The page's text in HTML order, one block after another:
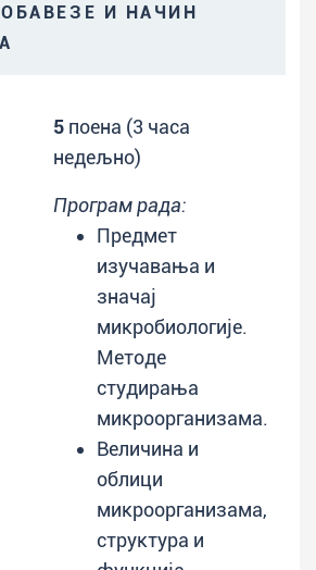
И НАЧИН
5 поена (3 часа
недељно)
Програм рада:
Предмет
изучавања и
значај
микробиологије.
Методе
студирања
микроорганизама.
Величина и
облици
микроорганизама,
структура и